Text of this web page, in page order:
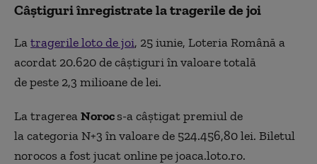
Câștiguri înregistrate la tragerile de joi
Latragerile loto de joi, 25 iunie, Loteria Română a
acordat 20.620 de câștiguri în valoare totală
de peste 2,3 milioane de lei.
La tragereaNorocs-a câștigat premiul de
la categoria N+3 în valoare de 524.456,80 lei. Biletul
norocos a fost jucat online pe joaca.loto.ro.